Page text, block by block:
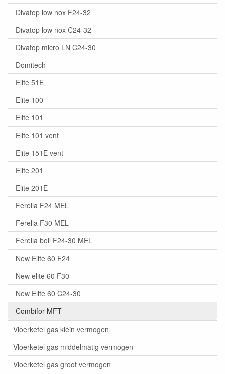
Divatop low nox F24-32
Divatop low nox C24-32
Divatop micro LN C24-30
Domitech
Elite 51E
Elite 100
Elite 101
Elite 101 vent
Elite 151E vent
Elite 201
Elite 201E
Ferella F24 MEL
Ferella F30 MEL
Ferella boil F24-30 MEL
New Elite 60 F24
New elite 60 F30
New Elite 60 C24-30
Combifor MFT
Vloerketel gas klein vermogen
Vloerketel gas middelmatig vermogen
Vloerketel gas groot vermogen